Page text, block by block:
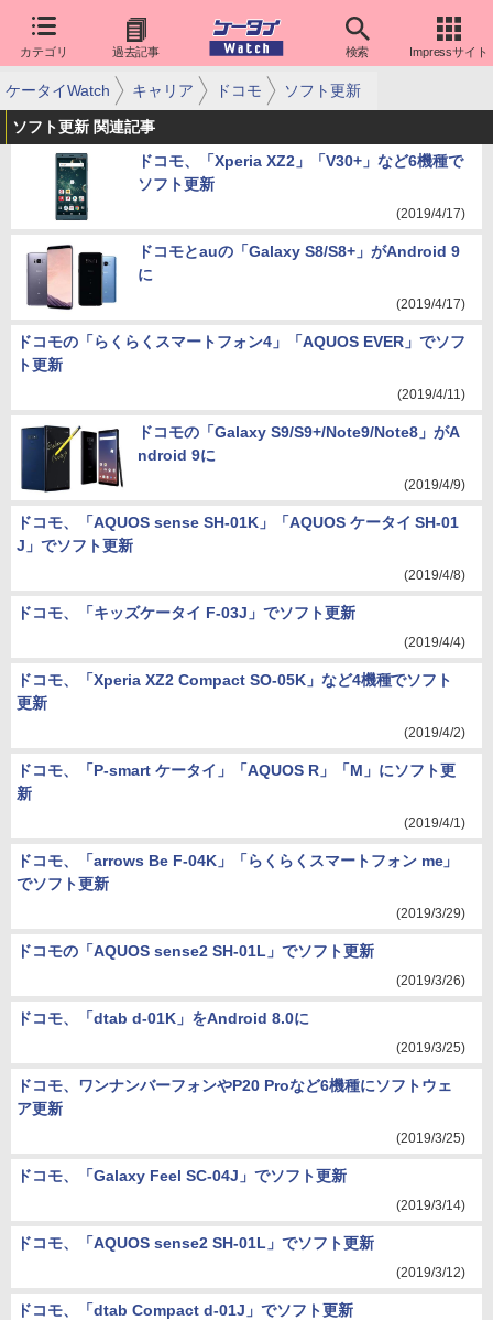
カテゴリ 過去記事 検索 Impressサイト
ケータイWatch キャリア ドコモ ソフト更新
ソフト更新 関連記事
ドコモ、「Xperia XZ2」「V30+」など6機種で
ソフト更新
(2019/4/17)
ドコモとauの「Galaxy S8/S8+」がAndroid 9
に
(2019/4/17)
ドコモの「らくらくスマートフォン4」「AQUOS EVER」でソフ
ト更新
(2019/4/11)
ドコモの「Galaxy S9/S9+/Note9/Note8」がA
ndroid 9に
(2019/4/9)
ドコモ、「AQUOS sense SH-01K」「AQUOS ケータイ SH-01
J」でソフト更新
(2019/4/8)
ドコモ、「キッズケータイ F-03J」でソフト更新
(2019/4/4)
ドコモ、「Xperia XZ2 Compact SO-05K」など4機種でソフト
更新
(2019/4/2)
ドコモ、「P-smart ケータイ」「AQUOS R」「M」にソフト更
新
(2019/4/1)
ドコモ、「arrows Be F-04K」「らくらくスマートフォン me」
でソフト更新
(2019/3/29)
ドコモの「AQUOS sense2 SH-01L」でソフト更新
(2019/3/26)
ドコモ、「dtab d-01K」をAndroid 8.0に
(2019/3/25)
ドコモ、ワンナンバーフォンやP20 Proなど6機種にソフトウェ
ア更新
(2019/3/25)
ドコモ、「Galaxy Feel SC-04J」でソフト更新
(2019/3/14)
ドコモ、「AQUOS sense2 SH-01L」でソフト更新
(2019/3/12)
ドコモ、「dtab Compact d-01J」でソフト更新